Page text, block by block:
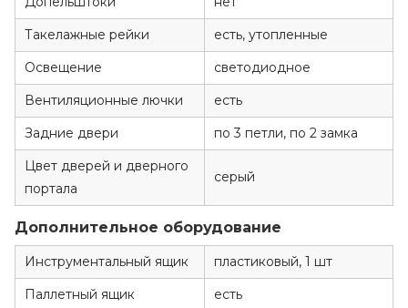
Такелажные рейки
есть, утопленные
Освещение
светодиодное
Вентиляционные лючки
есть
Задние двери
по 3 петли, по 2 замка
Цвет дверей и дверного
портала
серый
Дополнительное оборудование
Инструментальный ящик
пластиковый, 1 шт
Паллетный ящик
есть